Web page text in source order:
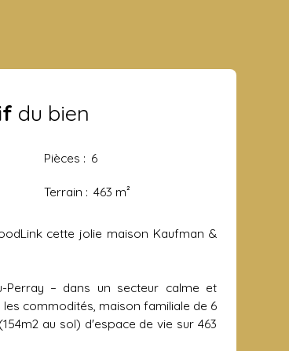
du bien
Pièces : 6
Terrain : 463 m²
cette jolie maison Kaufman &
Perray – dans un secteur calme et
commodités, maison familiale de 6
au sol) d'espace de vie sur 463